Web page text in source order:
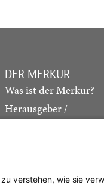
DER MERKUR
Was ist der Merkur?
Herausgeber /
Redaktion
verstehen, wie sie